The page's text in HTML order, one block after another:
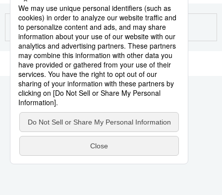
深度报道
视觉日本
新闻
话题
日本信息库
日本一瞥